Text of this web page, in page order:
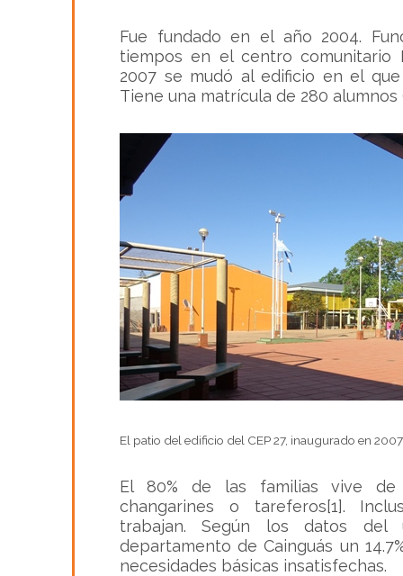
Fue fundado en el año 2004.
tiempos en el centro comunitario
2007 se mudó al edificio en el
Tiene una matrícula de 280 alumnos
El patio del edificio del CEP 27, inaugurado en 2007
El 80% de las familias vive de
changarines o tareferos[1].
trabajan. Según los datos
departamento de Cainguás un
necesidades básicas insatisfechas.